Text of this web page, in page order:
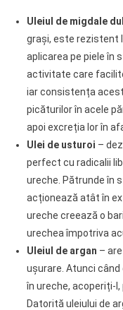
Uleiul de migdale
grași, este rezistent
aplicarea pe piele în
activitate care
iar consistența
picăturilor în acele
apoi excreția lor în
Ulei de usturoi –
perfect cu radicalii
ureche. Pătrunde în
acționează atât în
ureche creează o
urechea împotriva
Uleiul de argan –
ușurare. Atunci când
în ureche, acoperiți-
Datorită uleiului de